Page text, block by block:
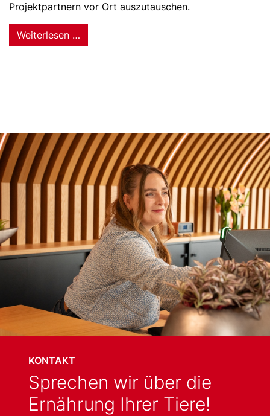
Projektpartnern vor Ort auszutauschen.
Weiterlesen …
KONTAKT
Sprechen wir über die
Ernährung Ihrer Tiere!